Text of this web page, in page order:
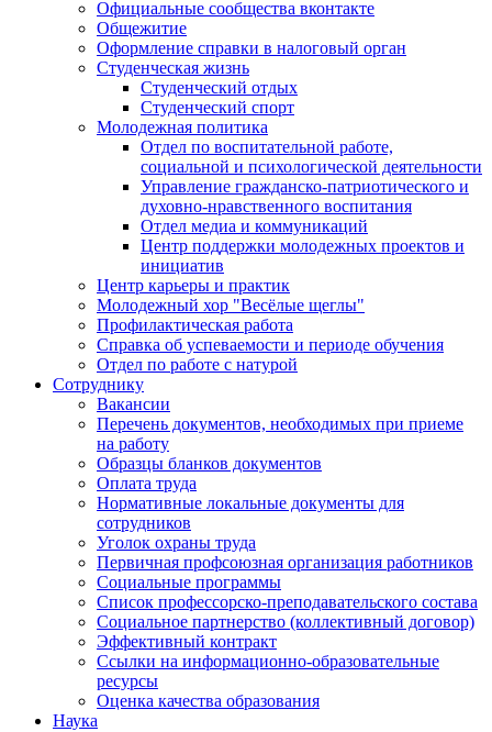
Официальные сообщества вконтакте
Общежитие
Оформление справки в налоговый орган
Студенческая жизнь
Студенческий отдых
Студенческий спорт
Молодежная политика
Отдел по воспитательной работе,
социальной и психологической деятельности
Управление гражданско-патриотического и
духовно-нравственного воспитания
Отдел медиа и коммуникаций
Центр поддержки молодежных проектов и
инициатив
Центр карьеры и практик
Молодежный хор "Весёлые щеглы"
Профилактическая работа
Справка об успеваемости и периоде обучения
Отдел по работе с натурой
Сотруднику
Вакансии
Перечень документов, необходимых при приеме
на работу
Образцы бланков документов
Оплата труда
Нормативные локальные документы для
сотрудников
Уголок охраны труда
Первичная профсоюзная организация работников
Социальные программы
Список профессорско-преподавательского состава
Социальное партнерство (коллективный договор)
Эффективный контракт
Ссылки на информационно-образовательные
ресурсы
Оценка качества образования
Наука